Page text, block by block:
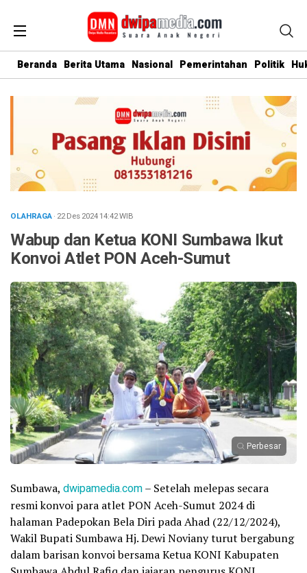
Beranda Berita Utama Nasional Pemerintahan Politik
OLAHRAGA· 22 Des 202414:42WIB
Wabup dan Ketua KONI Sumbawa Ikut
Konvoi Atlet PON Aceh-Sumut
Perbesar
Sumbawa, dwipamedia.com– Setelah melepas secara
resmi konvoi para atlet PON Aceh-Sumut 2024 di
halaman Padepokan Bela Diri pada Ahad (22/12/2024),
Wakil Bupati Sumbawa Hj. Dewi Noviany turut bergabung
dalam barisan konvoi bersama Ketua KONI Kabupaten